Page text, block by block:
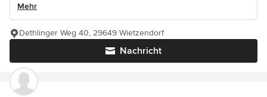
Mehr
Nachricht
Dethlinger Weg 40, 29649 Wietzendorf